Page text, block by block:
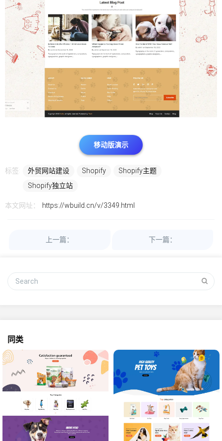
移动版演示
标签: 外贸网站建设 Shopify
Shopify主题
Shopify独立站
本文网址： https://wbuild.cn/v/3349.html
上一篇： 下一篇：
同类